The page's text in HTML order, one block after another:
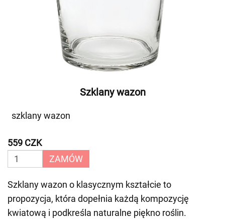
Szklany wazon
szklany wazon
559 CZK
ZAMÓW
Szklany wazon o klasycznym kształcie to
propozycja, która dopełnia każdą kompozycję
kwiatową i podkreśla naturalne piękno roślin.